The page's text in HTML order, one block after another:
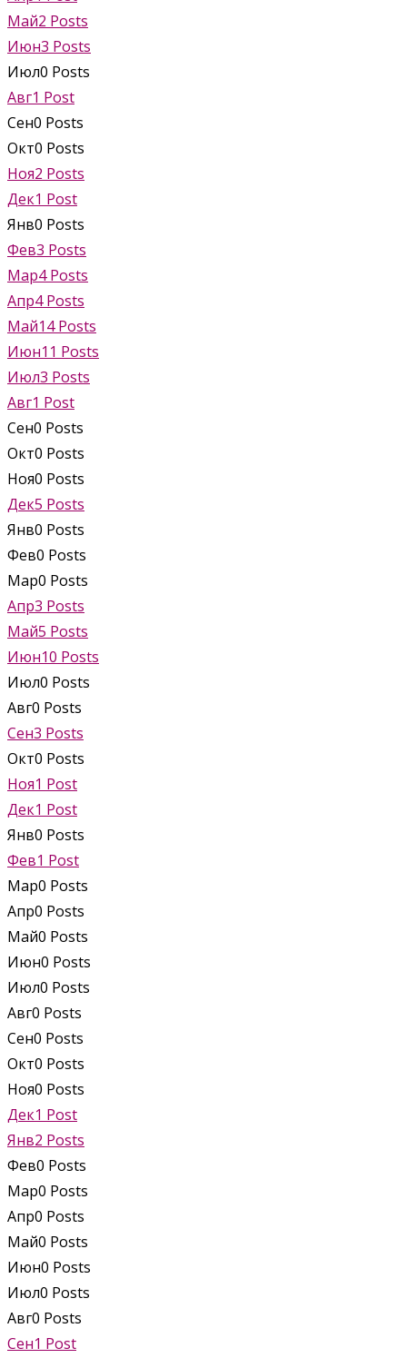
Май2 Posts
Июн3 Posts
Июл0 Posts
Авг1 Post
Сен0 Posts
Окт0 Posts
Ноя2 Posts
Дек1 Post
Янв0 Posts
Фев3 Posts
Мар4 Posts
Апр4 Posts
Май14 Posts
Июн11 Posts
Июл3 Posts
Авг1 Post
Сен0 Posts
Окт0 Posts
Ноя0 Posts
Дек5 Posts
Янв0 Posts
Фев0 Posts
Мар0 Posts
Апр3 Posts
Май5 Posts
Июн10 Posts
Июл0 Posts
Авг0 Posts
Сен3 Posts
Окт0 Posts
Ноя1 Post
Дек1 Post
Янв0 Posts
Фев1 Post
Мар0 Posts
Апр0 Posts
Май0 Posts
Июн0 Posts
Июл0 Posts
Авг0 Posts
Сен0 Posts
Окт0 Posts
Ноя0 Posts
Дек1 Post
Янв2 Posts
Фев0 Posts
Мар0 Posts
Апр0 Posts
Май0 Posts
Июн0 Posts
Июл0 Posts
Авг0 Posts
Сен1 Post